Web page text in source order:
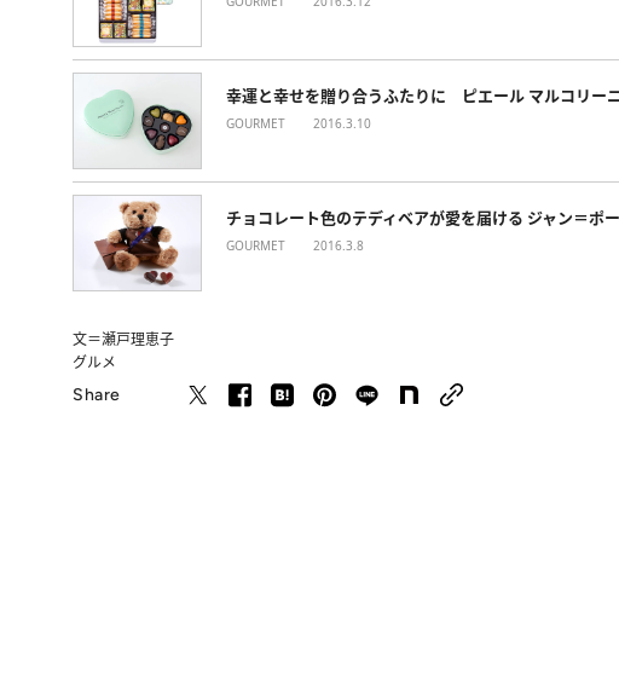
幸運と幸せを贈り合うふたりに ピエール マルコリー
GOURMET 2016.3.10
チョコレート色のテディベアが愛を届ける ジャン＝ポ
GOURMET 2016.3.8
文＝瀬戸理恵子
グルメ
Share